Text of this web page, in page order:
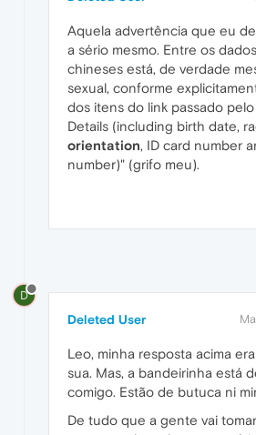
Aquela advertência que eu
a sério mesmo. Entre os
chineses está, de verdade
sexual, conforme
dos itens do link passado pelo
Details (including birth date,
orientation, ID card number
number)" (grifo meu).
D
Deleted User
Leo, minha resposta acima
sua. Mas, a bandeirinha está
comigo. Estão de butuca ni
De tudo que a gente vai